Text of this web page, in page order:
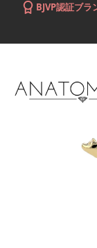
BJVP認証ブラ